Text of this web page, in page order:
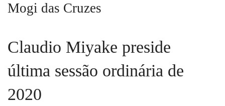
Mogi das Cruzes
Claudio Miyake preside
última sessão ordinária de
2020